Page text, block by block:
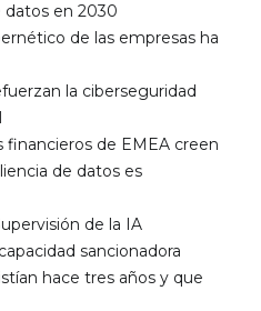
datos en 2030
de las empresas ha
la ciberseguridad
financieros de EMEA creen
de datos es
de la IA
sancionadora
hace tres años y que